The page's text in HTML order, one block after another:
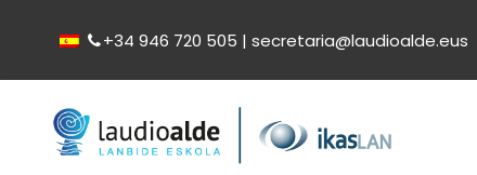
+34 946 720 505 | secretaria@laudioalde.eus